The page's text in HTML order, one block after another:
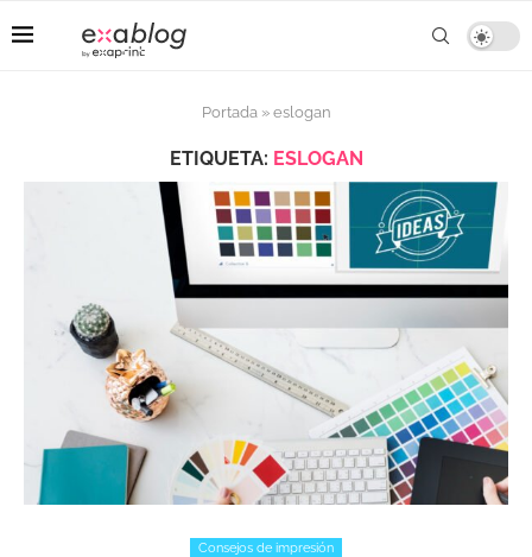
Portada» eslogan
ETIQUETA: ESLOGAN
Consejos de impresión